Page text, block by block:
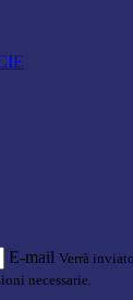
E-mail Verrà
necessarie.